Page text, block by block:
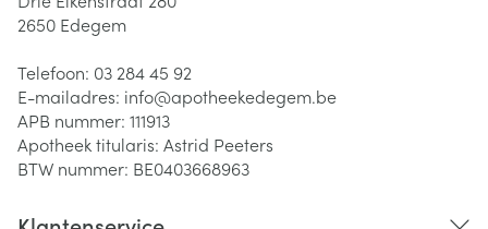
2650 Edegem
Telefoon: 03 284 45 92
E-mailadres: info@apotheekedegem.be
APB nummer: 111913
Apotheek titularis: Astrid Peeters
BTW nummer: BE0403668963